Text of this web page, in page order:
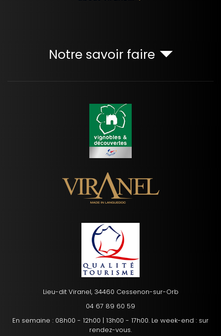
Notre savoir faire
Lieu-dit Viranel, 34460 Cessenon-sur-Orb
04 67 89 60 59
En semaine : 08h00 - 12h00 | 13h00 - 17h00. Le week-end : sur
rendez-vous.